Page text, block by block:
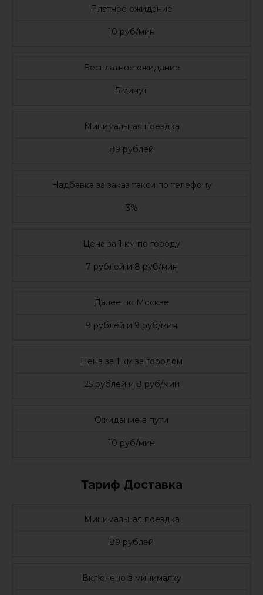
Платное ожидание
10 руб/мин
Бесплатное ожидание
5 минут
Минимальная поездка
89 рублей
Надбавка за заказ такси по телефону
3%
Цена за 1 км по городу
7 рублей и 8 руб/мин
Далее по Москве
9 рублей и 9 руб/мин
Цена за 1 км за городом
25 рублей и 8 руб/мин
Ожидание в пути
10 руб/мин
Тариф Доставка
Минимальная поездка
89 рублей
Включено в минималку